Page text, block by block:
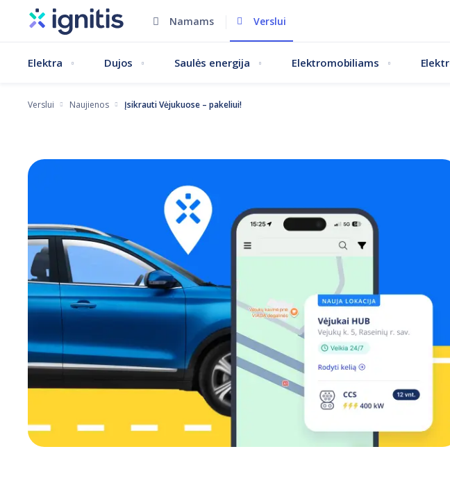
Pereiti
turinį
Namams Verslui
Elektra Dujos Saulės energija Elektromobiliams
Verslui Naujienos Įsikrauti Vėjukuose – pakeliui!